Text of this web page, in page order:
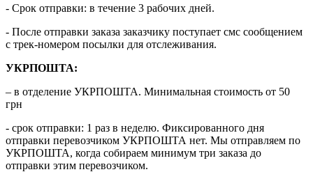
- Срок отправки: в течение 3 рабочих дней.
- После отправки заказа заказчику поступает смс сообщением
с трек-номером посылки для отслеживания.
УКРПОШТА:
– в отделение УКРПОШТА. Минимальная стоимость от 50
грн
- срок отправки: 1 раз в неделю. Фиксированного дня
отправки перевозчиком УКРПОШТА нет. Мы отправляем по
УКРПОШТА, когда собираем минимум три заказа до
отправки этим перевозчиком.